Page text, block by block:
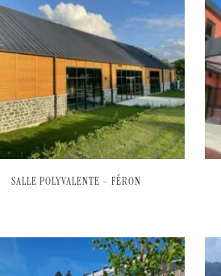
SALLE POLYVALENTE – FÉRON